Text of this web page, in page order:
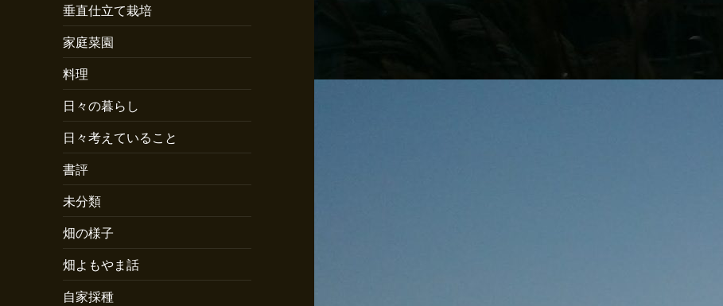
垂直仕立て栽培
家庭菜園
料理
日々の暮らし
日々考えていること
書評
未分類
畑の様子
畑よもやま話
自家採種